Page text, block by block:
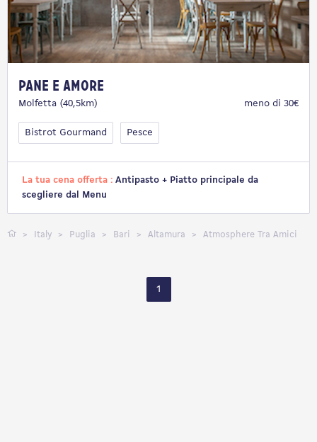
Pane e Amore
Molfetta (40,5km) meno di 30€
Bistrot Gourmand Pesce
La tua cena offerta : Antipasto + Piatto principale da
scegliere dal Menu
Italy Puglia Bari Altamura Atmosphere Tra Amici
1